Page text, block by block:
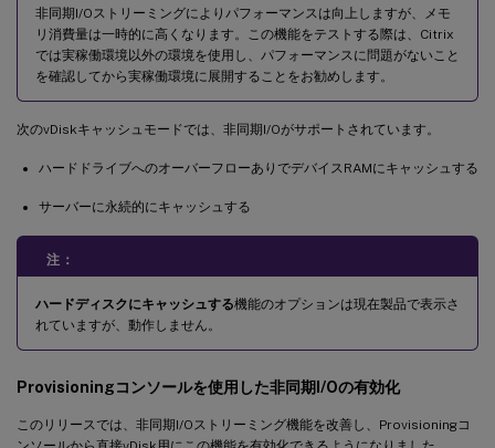
非同期I/Oストリーミングによりパフォーマンスは向上しますが、メモ
リ消費量は一時的に高くなります。この機能をテストする際は、Citrix
では実稼働環境以外の環境を使用し、パフォーマンスに問題がないこと
を確認してから実稼働環境に展開することをお勧めします。
次のvDiskキャッシュモードでは、非同期I/Oがサポートされています。
ハードドライブへのオーバーフローありでデバイスRAMにキャッシュする
サーバーに永続的にキャッシュする
注：
ハードディスクにキャッシュする機能のオプションは現在製品で表示さ
れていますが、動作しません。
Provisioningコンソールを使用した非同期I/Oの有効化
このリリースでは、非同期I/Oストリーミング機能を改善し、Provisioningコ